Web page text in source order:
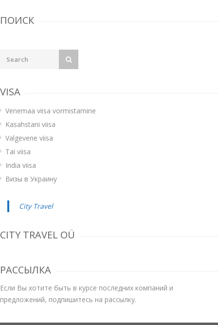
ПОИСК
VISA
Venemaa viisa vormistamine
Kasahstani viisa
Valgevene viisa
Tai viisa
India viisa
Визы в Украину
City Travel
CITY TRAVEL OÜ
РАССЫЛКА
Если Вы хотите быть в курсе последних компаний и
предложений, подпишитесь на рассылку.